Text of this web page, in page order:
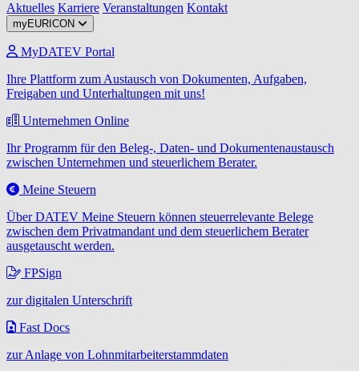
Aktuelles Karriere Veranstaltungen Kontakt
myEURICON
MyDATEV Portal
Ihre Plattform zum Austausch von Dokumenten, Aufgaben,
Freigaben und Unterhaltungen mit uns!
Unternehmen Online
Ihr Programm für den Beleg-, Daten- und Dokumentenaustausch
zwischen Unternehmen und steuerlichem Berater.
Meine Steuern
Über DATEV Meine Steuern können steuerrelevante Belege
zwischen dem Privatmandant und dem steuerlichem Berater
ausgetauscht werden.
FPSign
zur digitalen Unterschrift
Fast Docs
zur Anlage von Lohnmitarbeiterstammdaten